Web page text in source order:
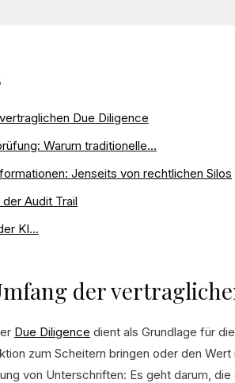
Due Diligence
Warum traditionelle...
Jenseits von rechtlichen Silos
Audit Trail
KI...
der
Due Diligence dient als Grundlage für
zum Scheitern bringen oder den
von Unterschriften: Es geht darum,